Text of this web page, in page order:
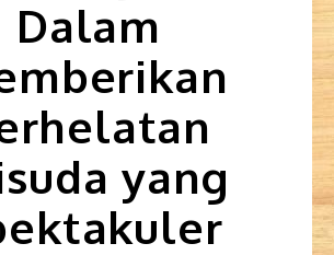
Dalam
yang